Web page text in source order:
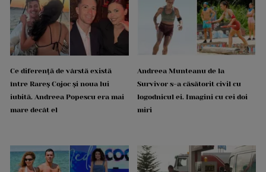
Ce diferență de vârstă există
între Rareș Cojoc și noua lui
iubită. Andreea Popescu era mai
mare decât el
Andreea Munteanu de la
Survivor s-a căsătorit civil cu
logodnicul ei. Imagini cu cei doi
miri